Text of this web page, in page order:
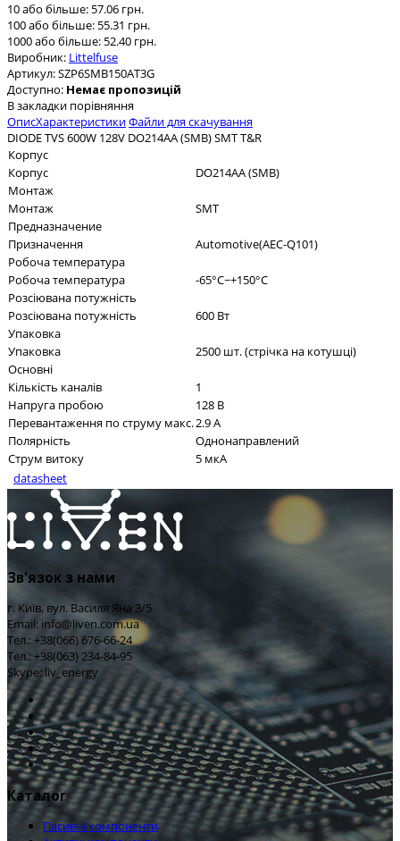
10 або більше: 57.06 грн.
100 або більше: 55.31 грн.
1000 або більше: 52.40 грн.
Виробник: Littelfuse
Артикул:SZP6SMB150AT3G
Доступно: Немає пропозицій
В закладки порівняння
ОписХарактеристикиФайли для скачування
DIODE TVS 600W 128V DO214AA (SMB) SMT T&R
Корпус
Корпус
DO214AA (SMB)
Монтаж
Монтаж
SMT
Предназначение
Призначення
Automotive(AEC-Q101)
Робоча температура
Робоча температура
-65°C~+150°C
Розсіювана потужність
Розсіювана потужність
600 Вт
Упаковка
Упаковка
2500 шт. (стрічка на котушці)
Основні
Кількість каналів
1
Напруга пробою
128 В
Перевантаження по струму макс.2.9 А
Полярність
Однонаправлений
Струм витоку
5 мкА
datasheet
Зв'язок з нами
г. Київ, вул. Василя Яна 3/5
Email: info@liven.com.ua
Тел.: +38(066) 676-66-24
Тел.: +38(063) 234-84-95
Skype: liv_energy
Каталог
Пасивні компоненти